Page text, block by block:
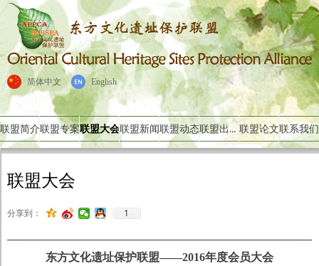
简体中文 English
联盟简介联盟专案联盟大会联盟新闻联盟动态 联盟出版物 联盟论文联系我们
联盟大会
分享到： 1
东方文化遗址保护联盟——2016年度会员大会